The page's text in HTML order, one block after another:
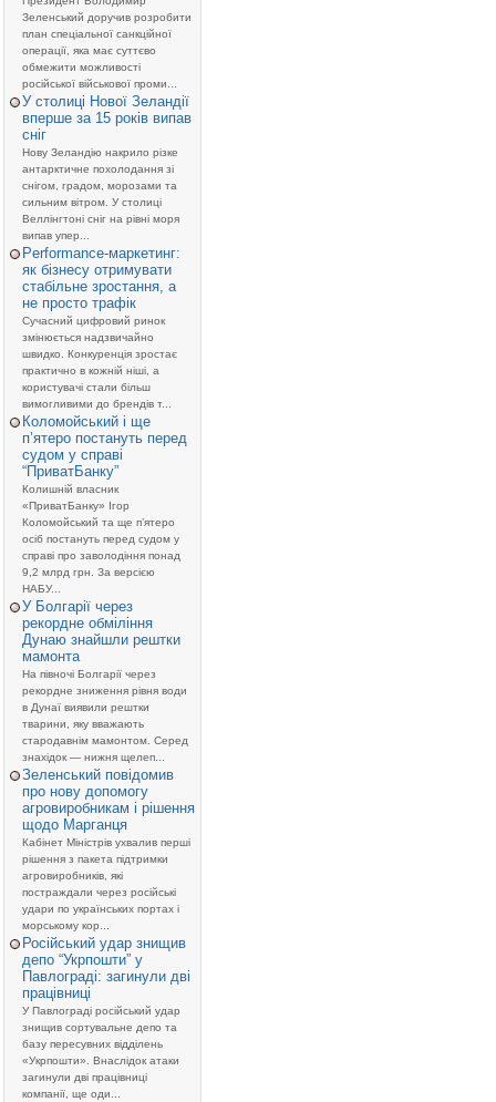
Зеленський доручив розробити
план спеціальної санкційної
операції, яка має суттєво
обмежити можливості
російської військової проми...
У столиці Нової Зеландії
вперше за 15 років випав
сніг
Нову Зеландію накрило різке
антарктичне похолодання зі
снігом, градом, морозами та
сильним вітром. У столиці
Веллінгтоні сніг на рівні моря
випав упер...
Performance-маркетинг:
як бізнесу отримувати
стабільне зростання, а
не просто трафік
Сучасний цифровий ринок
змінюється надзвичайно
швидко. Конкуренція зростає
практично в кожній ніші, а
користувачі стали більш
вимогливими до брендів т...
Коломойський і ще
п’ятеро постануть перед
судом у справі
“ПриватБанку”
Колишній власник
«ПриватБанку» Ігор
Коломойський та ще п’ятеро
осіб постануть перед судом у
справі про заволодіння понад
9,2 млрд грн. За версією
НАБУ...
У Болгарії через
рекордне обміління
Дунаю знайшли рештки
мамонта
На півночі Болгарії через
рекордне зниження рівня води
в Дунаї виявили рештки
тварини, яку вважають
стародавнім мамонтом. Серед
знахідок — нижня щелеп...
Зеленський повідомив
про нову допомогу
агровиробникам і рішення
щодо Марганця
Кабінет Міністрів ухвалив перші
рішення з пакета підтримки
агровиробників, які
постраждали через російські
удари по українських портах і
морському кор...
Російський удар знищив
депо “Укрпошти” у
Павлограді: загинули дві
працівниці
У Павлограді російський удар
знищив сортувальне депо та
базу пересувних відділень
«Укрпошти». Внаслідок атаки
загинули дві працівниці
компанії, ще оди...